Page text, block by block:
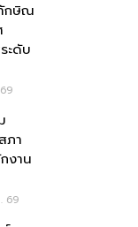
กษิณ
ะดับ
ภา
งาน
69